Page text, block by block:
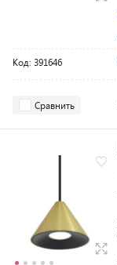
Код: 391646
Сравнить